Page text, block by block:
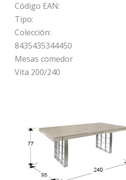
Código EAN:
Tipo:
Colección:
8435435344450
Mesas comedor
Vita 200/240